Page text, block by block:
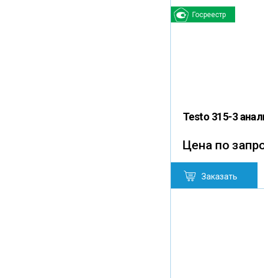
Госреестр
Testo 315-3
Цена по
Заказать